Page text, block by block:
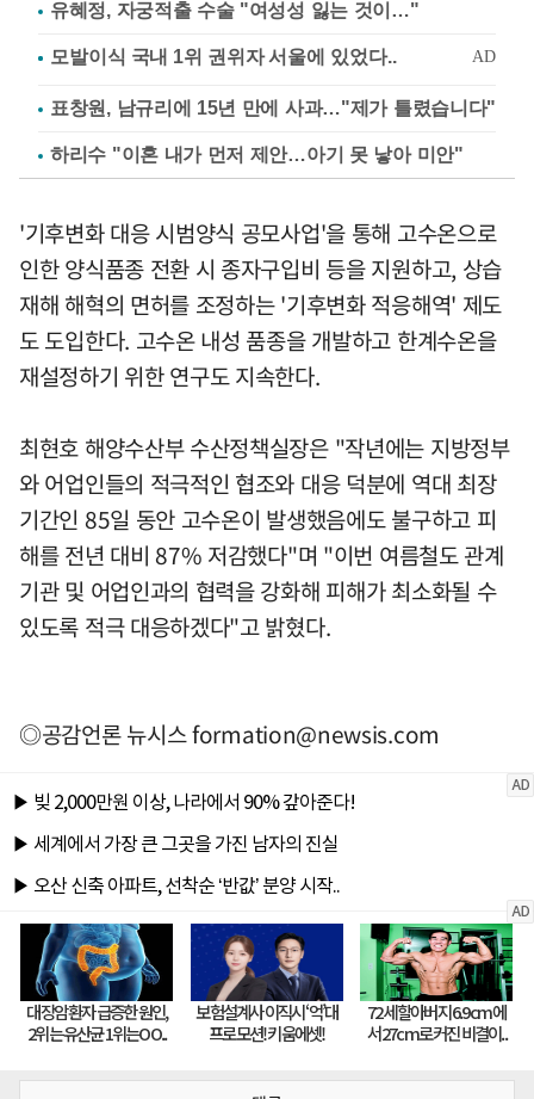
유혜정, 자궁적출 수술 "여성성 잃는 것이…"
표창원, 남규리에 15년 만에 사과…"제가 틀렸습니다"
하리수 "이혼 내가 먼저 제안…아기 못 낳아 미안"
'기후변화 대응 시범양식 공모사업'을 통해 고수온으로
인한 양식품종 전환 시 종자구입비 등을 지원하고, 상습
재해 해혁의 면허를 조정하는 '기후변화 적응해역' 제도
도 도입한다. 고수온 내성 품종을 개발하고 한계수온을
재설정하기 위한 연구도 지속한다.
최현호 해양수산부 수산정책실장은 "작년에는 지방정부
와 어업인들의 적극적인 협조와 대응 덕분에 역대 최장
기간인 85일 동안 고수온이 발생했음에도 불구하고 피
해를 전년 대비 87% 저감했다"며 "이번 여름철도 관계
기관 및 어업인과의 협력을 강화해 피해가 최소화될 수
있도록 적극 대응하겠다"고 밝혔다.
◎공감언론 뉴시스formation@newsis.com